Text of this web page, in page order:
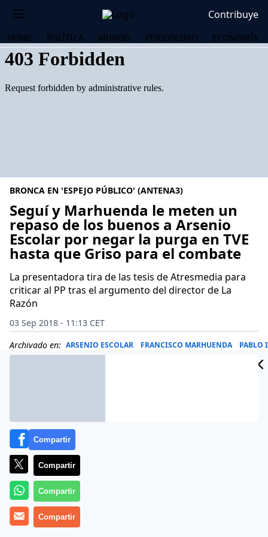
Contribuye
HOME POLÍTICA MUNDO PERIODISMO ECONOMÍA
BRONCA EN 'ESPEJO PÚBLICO' (ANTENA3)
Seguí y Marhuenda le meten un
repaso de los buenos a Arsenio
Escolar por negar la purga en TVE
hasta que Griso para el combate
La presentadora tira de las tesis de Atresmedia para
criticar al PP tras el argumento del director de La
Razón
03 Sep 2018 - 11:13 CET
Archivado en: ARSENIO ESCOLAR FRANCISCO MARHUENDA PABLO
Compartir
Compartir
Compartir
Compartir